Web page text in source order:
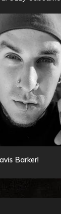
Barker!